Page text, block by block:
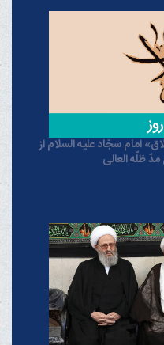
امام سجّاد علیه السلام از
ظلّه العالی